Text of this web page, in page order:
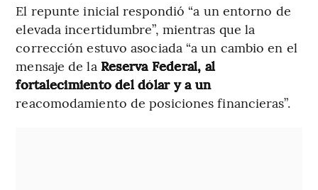
El repunte inicial respondió “a un entorno de
elevada incertidumbre”, mientras que la
corrección estuvo asociada “a un cambio en el
mensaje de la Reserva Federal, al
fortalecimiento del dólar y a un
reacomodamiento de posiciones financieras”.